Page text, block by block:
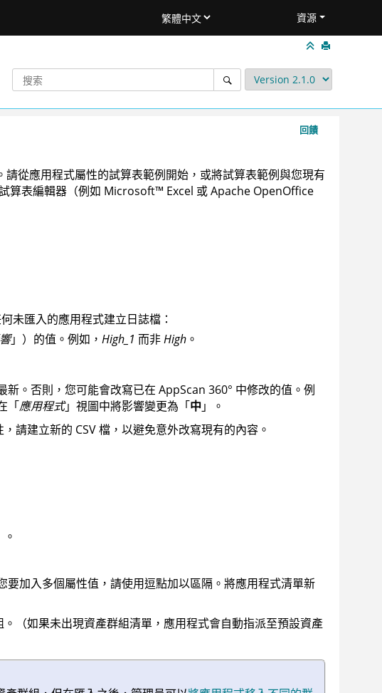
資源
回饋
從應用程式屬性的試算表範例開始，或將試算表範例與您現有
算表編輯器（例如 Microsoft™ Excel 或 Apache OpenOffice
未匯入的應用程式建立日誌檔：
」）的值。例如， High_1 而非High。
新。否則，您可能會改寫已在 AppScan 360° 中修改的值。例
「應用程式」視圖中將影響變更為「中 」。
請建立新的 CSV 檔，以避免意外改寫現有的內容。
要加入多個屬性值，請使用逗點加以區隔。將應用程式清單新
（如果未出現資產群組清單，應用程式會自動指派至預設資產